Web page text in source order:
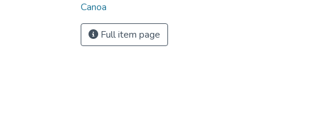
Canoa
Full item page